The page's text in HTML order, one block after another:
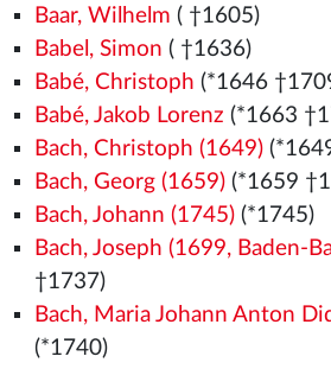
Baar, Wilhelm ( †1605)
Babel, Simon ( †1636)
Babé, Christoph (*1646
Babé, Jakob Lorenz (*1663
Bach, Christoph (1649)
Bach, Georg (1659)(*1659
Bach, Johann (1745)(*1745)
Bach, Joseph (1699, Baden-
†1737)
Bach, Maria Johann Anton
(*1740)